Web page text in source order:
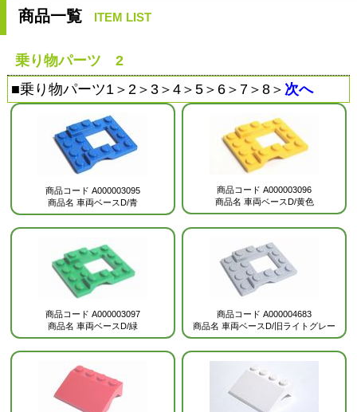
商品一覧 ITEM LIST
乗り物パーツ 2
■乗り物パーツ1＞ 2＞ 3＞ 4＞ 5＞ 6＞ 7＞ 8＞ 次へ
商品コード A000003095
商品名 車両ベースD/青
商品コード A000003096
商品名 車両ベースD/黄色
商品コード A000003097
商品名 車両ベースD/緑
商品コード A000004683
商品名 車両ベースD/旧ライトグレー